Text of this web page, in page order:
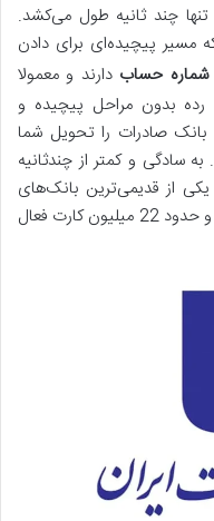
چند ثانیه طول می‌کشد.
مسیر پیچیده‌ای برای دادن
شماره حساب دارند و معمولا
رده بدون مراحل پیچیده و
بانک صادرات را تحویل شما
سادگی و کمتر از چندثانیه
یکی از قدیمی‌ترین بانک‌های
ایرانی است که 70سال از قدمتش می‌گذرد و حدود 22 میلیون کارت فعال